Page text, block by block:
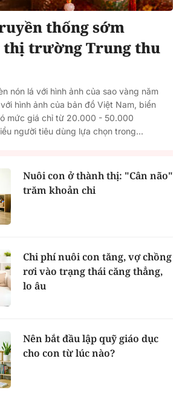
thống sớm
thị trường Trung thu
nón lá với hình ảnh của sao vàng năm
hình ảnh của bản đồ Việt Nam, biển
mức giá chỉ từ 20.000 - 50.000
người tiêu dùng lựa chọn trong...
Nuôi con ở thành thị: "Cân não"
trăm khoản chi
Chi phí nuôi con tăng, vợ chồng
rơi vào trạng thái căng thẳng,
lo âu
Nên bắt đầu lập quỹ giáo dục
cho con từ lúc nào?